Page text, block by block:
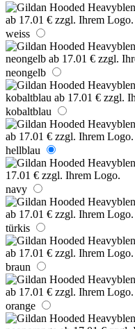
weiss
neongelb
kobaltblau
hellblau
navy
türkis
braun
orange